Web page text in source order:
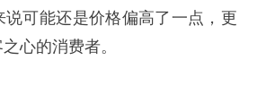
说可能还是价格偏高了一点，更
心的消费者。